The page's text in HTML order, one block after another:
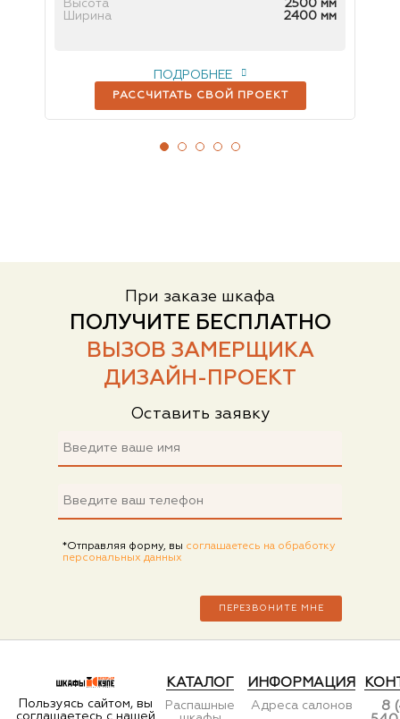
Высота
2500 мм
Ширина
2400 мм
РАССЧИТАТЬ СВОЙ ПРОЕКТ
ПОДРОБНЕЕ
При заказе шкафа
ПОЛУЧИТЕ БЕСПЛАТНО
ВЫЗОВ ЗАМЕРЩИКА
ДИЗАЙН-ПРОЕКТ
Оставить заявку
*Отправляя форму, вы соглашаетесь на обработку
персональных данных
Пользуясь сайтом, вы
соглашаетесь с нашей
КАТАЛОГ
Распашные
ИНФОРМАЦИЯ
Адреса салонов
8